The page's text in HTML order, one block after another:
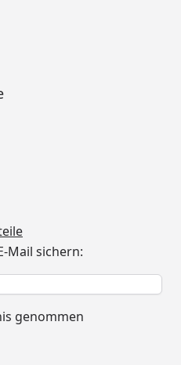
Mail sichern:
genommen